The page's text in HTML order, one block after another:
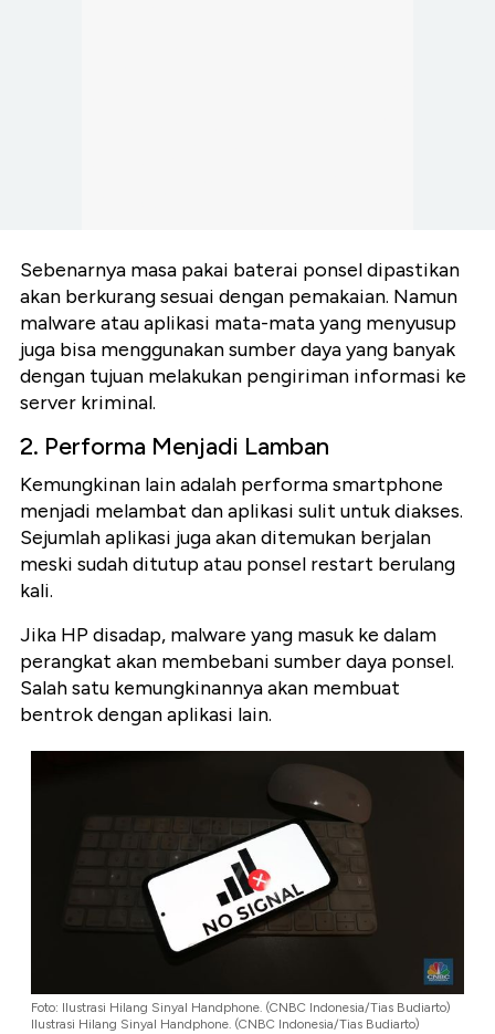
Sebenarnya masa pakai baterai ponsel dipastikan
akan berkurang sesuai dengan pemakaian. Namun
malware atau aplikasi mata-mata yang menyusup
juga bisa menggunakan sumber daya yang banyak
dengan tujuan melakukan pengiriman informasi ke
server kriminal.
2. Performa Menjadi Lamban
Kemungkinan lain adalah performa smartphone
menjadi melambat dan aplikasi sulit untuk diakses.
Sejumlah aplikasi juga akan ditemukan berjalan
meski sudah ditutup atau ponsel restart berulang
kali.
Jika HP disadap, malware yang masuk ke dalam
perangkat akan membebani sumber daya ponsel.
Salah satu kemungkinannya akan membuat
bentrok dengan aplikasi lain.
Foto: Ilustrasi Hilang Sinyal Handphone. (CNBC Indonesia/Tias Budiarto)
Ilustrasi Hilang Sinyal Handphone. (CNBC Indonesia/Tias Budiarto)